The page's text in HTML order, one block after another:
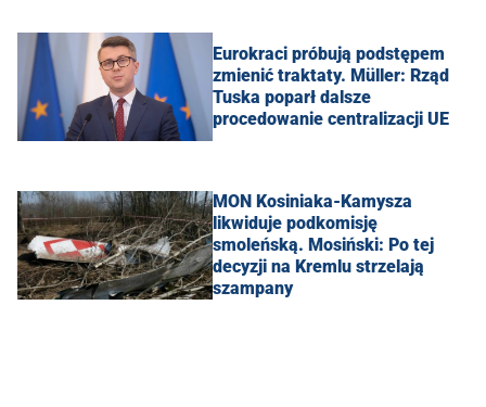
Eurokraci próbują podstępem
zmienić traktaty. Müller: Rząd
Tuska poparł dalsze
procedowanie centralizacji UE
MON Kosiniaka-Kamysza
likwiduje podkomisję
smoleńską. Mosiński: Po tej
decyzji na Kremlu strzelają
szampany